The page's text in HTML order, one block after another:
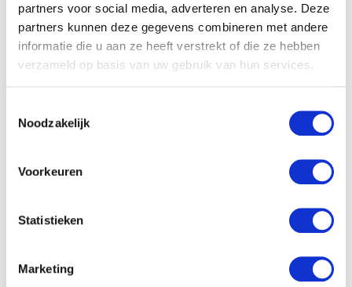
partners voor social media, adverteren en analyse. Deze
partners kunnen deze gegevens combineren met andere
informatie die u aan ze heeft verstrekt of die ze hebben
verzameld op basis van uw gebruik van hun services.
Noodzakelijk
Voorkeuren
Statistieken
Marketing
Tot dan!
Aankomende evenementen